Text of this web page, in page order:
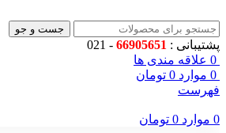
جست و جو
پشتیبانی : 66905651
- 021
0 علاقه مندی ها
0 موارد 0 تومان
فهرست
0 موارد 0 تومان